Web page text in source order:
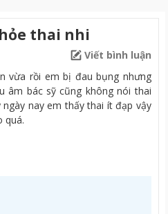
thai nhi
Viết bình luận
vừa rồi em bị đau bụng nhưng
âm bác sỹ cũng không nói thai
nay em thấy thai ít đạp vậy
quá.